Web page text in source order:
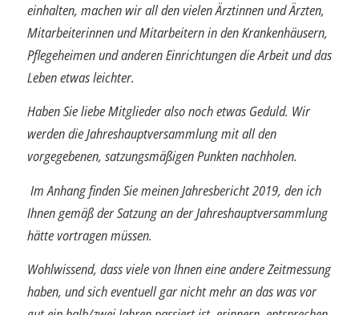
einhalten, machen wir all den vielen Ärztinnen und Ärzten,
Mitar­beiterinnen und Mitarbeitern in den Krankenhäusern,
Pflegeheimen und anderen Einrich­tungen die Arbeit und das
Leben etwas leichter.
Haben Sie liebe Mitglieder also noch etwas Geduld. Wir
werden die Jahreshauptver­sammlung mit all den
vorgegebenen, satzungsmäßigen Punkten nachholen.
Im Anhang finden Sie meinen Jahresbericht 2019, den ich
Ihnen gemäß der Satzung an der Jahreshauptversammlung
hätte vortragen müssen.
Wohlwissend, dass viele von Ihnen eine andere Zeitmessung
haben, und sich eventuell gar nicht mehr an das was vor